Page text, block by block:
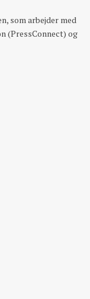
som arbejder med
(PressConnect) og